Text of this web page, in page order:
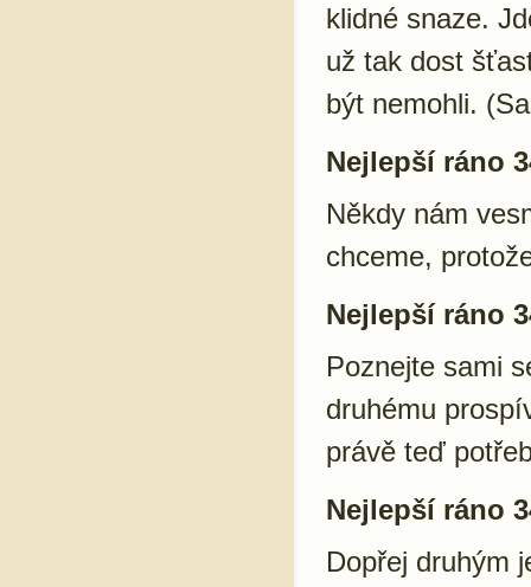
klidné snaze.
už tak dost
být nemohli.
Nejlepší ráno
Někdy nám
chceme,
Nejlepší ráno
Poznejte sami
druhému
právě teď
Nejlepší ráno
Dopřej druhým